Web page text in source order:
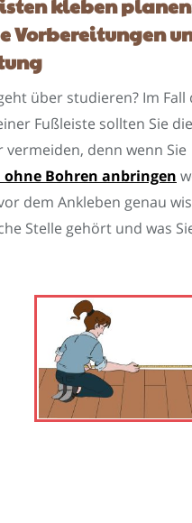
kleben
Vorbereitungen
über studieren? Im Fall
Fußleiste sollten Sie
vermeiden, denn wenn Sie
ohne Bohren anbringen
dem Ankleben genau
Stelle gehört und was